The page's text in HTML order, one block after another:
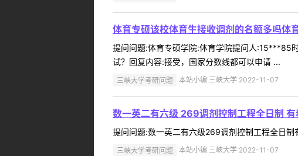
体育专硕该校体育生接收调剂的名额多吗体
提问问题:体育专硕学院:体育学院提问人:15***85
试？回复内容:接受，国家分数线都可以申请 ...
三峡大学考研问题 本站小编 三峡大学 2022-11-07
数一英二有六级 269调剂控制工程全日制 有
提问问题:数一英二有六级269调剂控制工程全日
三峡大学考研问题 本站小编 三峡大学 2022-11-07